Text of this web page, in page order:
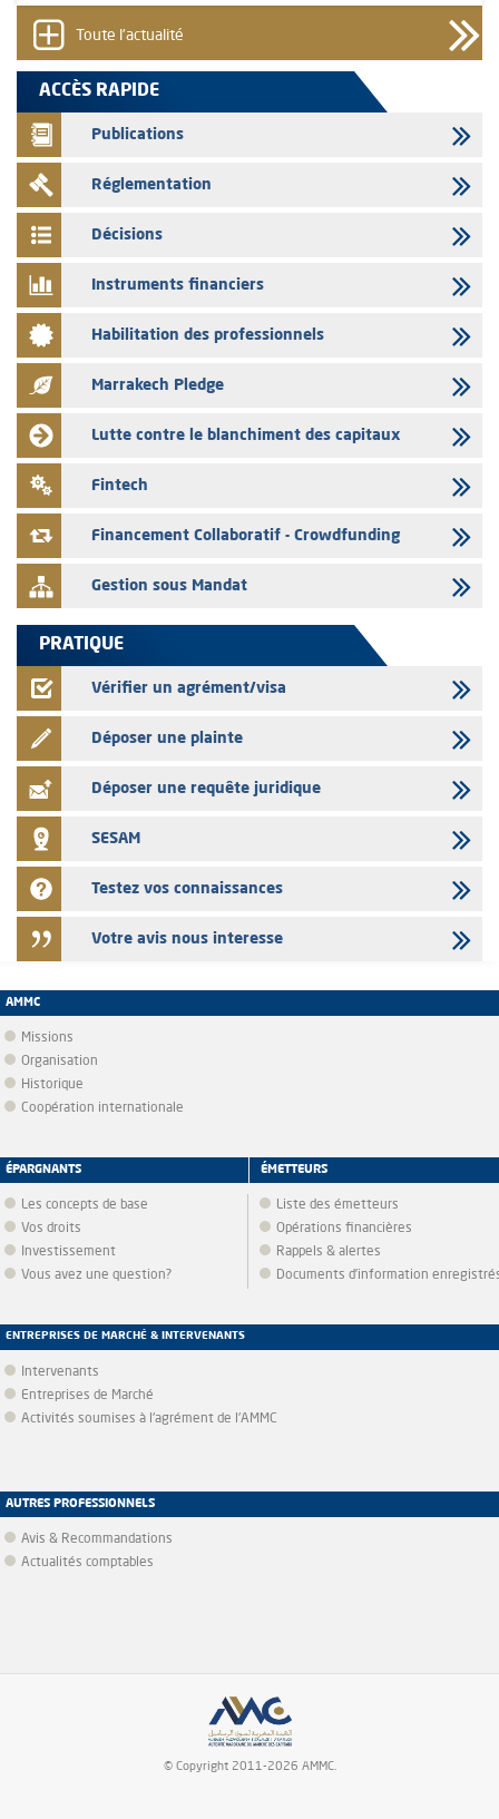
05/08/2026
L’AMMC met sur son site internet les publications réalisées par les
émetteurs en date du 5 août 2026
04/08/2026
L’AMMC met sur son site internet les publications réalisées par les
émetteurs en date du 4 août 2026
Saham Bank – Mise à jour annuelle du dossier d’information relatif au
03/08/2026
L’AMMC met sur son site internet les publications réalisées par les
émetteurs en date du 3 août 2026
03/08/2026
Liste des agréments et visas d'OPCVM accordés par l'AMMC pour le
mois de juillet 2026
03/08/2026
L' AMMC publie les indicateurs mensuels du marché des capitaux pour
le mois de Juin 2026
Toute l'actualité
ACCÈS RAPIDE
Publications
Réglementation
Décisions
Instruments financiers
Habilitation des professionnels
Marrakech Pledge
Lutte contre le blanchiment des capitaux
Fintech
Financement Collaboratif - Crowdfunding
Gestion sous Mandat
PRATIQUE
Vérifier un agrément/visa
Déposer une plainte
Déposer une requête juridique
SESAM
Testez vos connaissances
Votre avis nous interesse
AMMC
Missions
Organisation
Historique
Coopération internationale
ÉPARGNANTS
Les concepts de base
Vos droits
Investissement
Vous avez une question?
ÉMETTEURS
Liste des émetteurs
Opérations financières
Rappels & alertes
Documents d’information
ENTREPRISES DE MARCHÉ & INTERVENANTS
Intervenants
Entreprises de Marché
Activités soumises à l'agrément de l'AMMC
AUTRES PROFESSIONNELS
Avis & Recommandations
Actualités comptables
© Copyright 2011-2026 AMMC.